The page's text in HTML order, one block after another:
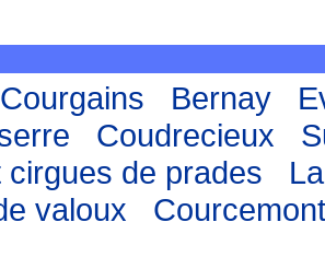
Courgains Bernay
Coudrecieux
cirgues de prades
valoux
Courcemont